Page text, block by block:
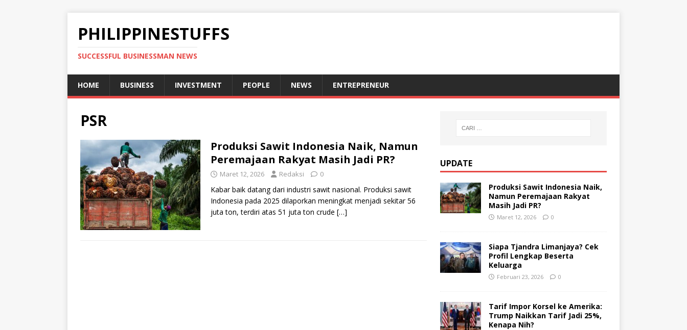
PHILIPPINESTUFFS
SUCCESSFUL BUSINESSMAN NEWS
HOME BUSINESS INVESTMENT PEOPLE NEWS ENTREPRENEUR
PSR
Produksi Sawit Indonesia Naik, Namun
Peremajaan Rakyat Masih Jadi PR?
Maret 12, 2026 Redaksi 0
Kabar baik datang dari industri sawit nasional. Produksi sawit
Indonesia pada 2025 dilaporkan meningkat menjadi sekitar 56
juta ton, terdiri atas 51 juta ton crude […]
UPDATE
Produksi Sawit Indonesia Naik,
Namun Peremajaan Rakyat
Masih Jadi PR?
Maret 12, 2026 0
Siapa Tjandra Limanjaya? Cek
Profil Lengkap Beserta
Keluarga
Februari 23, 2026 0
Tarif Impor Korsel ke Amerika:
Trump Naikkan Tarif Jadi 25%,
Kenapa Nih?